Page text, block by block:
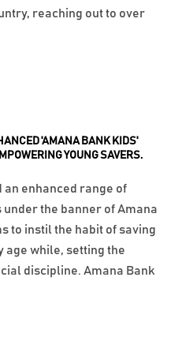
'AMANA BANK KIDS'
YOUNG SAVERS.
an enhanced range of
under the banner of Amana
to instil the habit of saving
age while, setting the
discipline. Amana Bank
reaching out to over